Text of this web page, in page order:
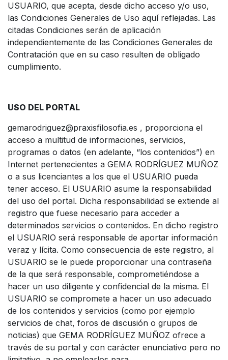
USUARIO, que acepta, desde dicho acceso y/o uso,
las Condiciones Generales de Uso aquí reflejadas. Las
citadas Condiciones serán de aplicación
independientemente de las Condiciones Generales de
Contratación que en su caso resulten de obligado
cumplimiento.
USO DEL PORTAL
gemarodriguez@praxisfilosofia.es , proporciona el
acceso a multitud de informaciones, servicios,
programas o datos (en adelante, “los contenidos”) en
Internet pertenecientes a GEMA RODRÍGUEZ MUÑOZ
o a sus licenciantes a los que el USUARIO pueda
tener acceso. El USUARIO asume la responsabilidad
del uso del portal. Dicha responsabilidad se extiende al
registro que fuese necesario para acceder a
determinados servicios o contenidos. En dicho registro
el USUARIO será responsable de aportar información
veraz y lícita. Como consecuencia de este registro, al
USUARIO se le puede proporcionar una contraseña
de la que será responsable, comprometiéndose a
hacer un uso diligente y confidencial de la misma. El
USUARIO se compromete a hacer un uso adecuado
de los contenidos y servicios (como por ejemplo
servicios de chat, foros de discusión o grupos de
noticias) que GEMA RODRÍGUEZ MUÑOZ ofrece a
través de su portal y con carácter enunciativo pero no